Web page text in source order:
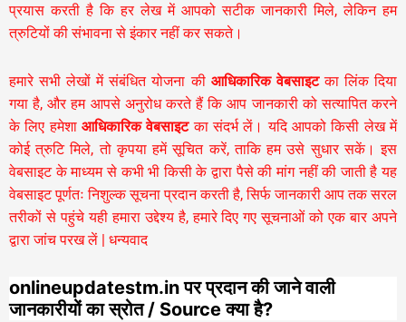
प्रयास करती है कि हर लेख में आपको सटीक जानकारी मिले, लेकिन हम
त्रुटियों की संभावना से इंकार नहीं कर सकते।
हमारे सभी लेखों में संबंधित योजना की आधिकारिक वेबसाइटका लिंक दिया
गया है, और हम आपसे अनुरोध करते हैं कि आप जानकारी को सत्यापित करने
के लिए हमेशा आधिकारिक वेबसाइटका संदर्भ लें। यदि आपको किसी लेख में
कोई त्रुटि मिले, तो कृपया हमें सूचित करें, ताकि हम उसे सुधार सकें। इस
वेबसाइट के माध्यम से कभी भी किसी के द्वारा पैसे की मांग नहीं की जाती है यह
वेबसाइट पूर्णतः निशुल्क सूचना प्रदान करती है,सिर्फ जानकारी आप तक सरल
तरीकों से पहुंचे यही हमारा उद्देश्य है, हमारे दिए गए सूचनाओं को एक बार अपने
द्वारा जांच परख लें | धन्यवाद
onlineupdatestm.in पर प्रदान की जाने वाली
जानकारीयों का स्रोत / Source क्या है?